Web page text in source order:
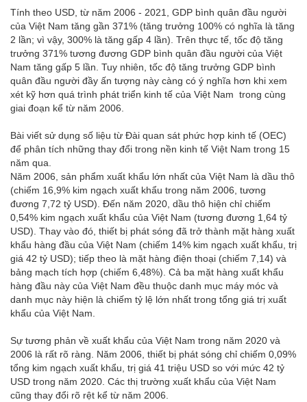
Tính theo USD, từ năm 2006 - 2021, GDP bình quân đầu người
của Việt Nam tăng gần 371% (tăng trưởng 100% có nghĩa là tăng
2 lần; vì vậy, 300% là tăng gấp 4 lần). Trên thực tế, tốc độ tăng
trưởng 371% tương đương GDP bình quân đầu người của Việt
Nam tăng gấp 5 lần. Tuy nhiên, tốc độ tăng trưởng GDP bình
quân đầu người đầy ấn tượng này càng có ý nghĩa hơn khi xem
xét kỹ hơn quá trình phát triển kinh tế của Việt Nam trong cùng
giai đoạn kể từ năm 2006.
Bài viết sử dụng số liệu từ Đài quan sát phức hợp kinh tế (OEC)
để phân tích những thay đổi trong nền kinh tế Việt Nam trong 15
năm qua.
Năm 2006, sản phẩm xuất khẩu lớn nhất của Việt Nam là dầu thô
(chiếm 16,9% kim ngạch xuất khẩu trong năm 2006, tương
đương 7,72 tỷ USD). Đến năm 2020, dầu thô hiện chỉ chiếm
0,54% kim ngạch xuất khẩu của Việt Nam (tương đương 1,64 tỷ
USD). Thay vào đó, thiết bị phát sóng đã trở thành mặt hàng xuất
khẩu hàng đầu của Việt Nam (chiếm 14% kim ngạch xuất khẩu, trị
giá 42 tỷ USD); tiếp theo là mặt hàng điện thoại (chiếm 7,14) và
bảng mạch tích hợp (chiếm 6,48%). Cả ba mặt hàng xuất khẩu
hàng đầu này của Việt Nam đều thuộc danh mục máy móc và
danh mục này hiện là chiếm tỷ lệ lớn nhất trong tổng giá trị xuất
khẩu của Việt Nam.
Sự tương phản về xuất khẩu của Việt Nam trong năm 2020 và
2006 là rất rõ ràng. Năm 2006, thiết bị phát sóng chỉ chiếm 0,09%
tổng kim ngạch xuất khẩu, trị giá 41 triệu USD so với mức 42 tỷ
USD trong năm 2020. Các thị trường xuất khẩu của Việt Nam
cũng thay đổi rõ rệt kể từ năm 2006.